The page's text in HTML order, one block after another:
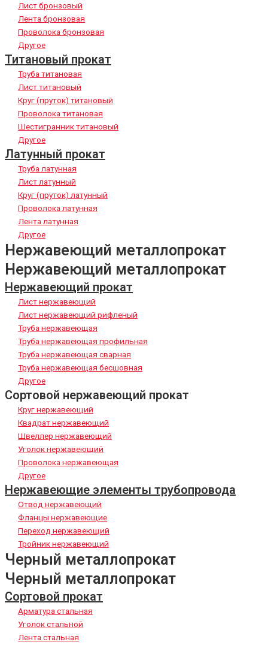
Лист бронзовый
Лента бронзовая
Проволока бронзовая
Другое
Титановый прокат
Труба титановая
Лист титановый
Круг (пруток) титановый
Проволока титановая
Шестигранник титановый
Другое
Латунный прокат
Труба латунная
Лист латунный
Круг (пруток) латунный
Проволока латунная
Лента латунная
Другое
Нержавеющий металлопрокат
Нержавеющий металлопрокат
Нержавеющий прокат
Лист нержавеющий
Лист нержавеющий рифленый
Труба нержавеющая
Труба нержавеющая профильная
Труба нержавеющая сварная
Труба нержавеющая бесшовная
Другое
Сортовой нержавеющий прокат
Круг нержавеющий
Квадрат нержавеющий
Швеллер нержавеющий
Уголок нержавеющий
Проволока нержавеющая
Другое
Нержавеющие элементы трубопровода
Отвод нержавеющий
Фланцы нержавеющие
Переход нержавеющий
Тройник нержавеющий
Черный металлопрокат
Черный металлопрокат
Сортовой прокат
Арматура стальная
Уголок стальной
Лента стальная